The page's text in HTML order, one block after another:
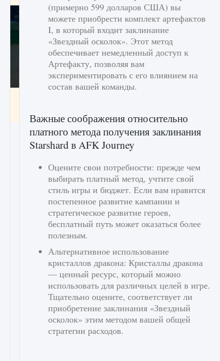
(примерно 599 долларов США) вы
можете приобрести комплект артефактов
I, в который входит заклинание
«Звездный осколок». Этот метод
обеспечивает немедленный доступ к
Артефакту, позволяя вам
экспериментировать с его влиянием на
состав вашей команды.
Важные соображения относительно
платного метода получения заклинания
Starshard в AFK Journey
Оцените свои потребности: прежде чем
выбирать платный метод, учтите свой
стиль игры и бюджет. Если вам нравится
постепенное развитие кампании и
стратегическое развитие героев,
бесплатный путь может оказаться более
полезным.
Альтернативное использование
кристаллов дракона: Кристаллы дракона
— ценный ресурс, который можно
использовать для различных целей в игре.
Тщательно оцените, соответствует ли
приобретение заклинания «Звездный
осколок» этим методом вашей общей
стратегии расходов.